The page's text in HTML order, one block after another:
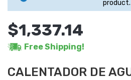
product.
$1,337.14
Free Shipping!
CALENTADOR DE